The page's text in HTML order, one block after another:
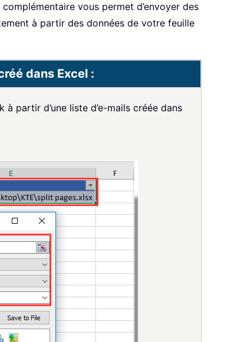
vous permet d’envoyer des
à partir des données de votre feuille
dans Excel :
partir d’une liste d’e-mails créée dans